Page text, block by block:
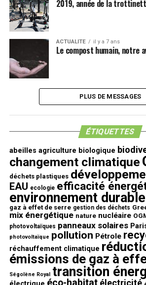
2019, année de la
ACTUALITE il y a 7 ans
Le compost humain, notre
PLUS DE MESSAGES
ÉTIQUETTES
abeilles agriculture biologique
changement climatique
déchets plastiques
EAU ecologie efficacité
environnement durable
gaz à effet de serre gestion des déchets
mix énergétique nature nucléaire
photovoltaïques panneaux solaires
photovoltaïque pollution Pétrole
réchauffement climatique
émissions de gaz à
Ségolène Royal transition
électricité